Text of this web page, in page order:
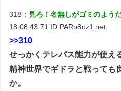
318： 見ろ！名無しがゴミのよう
18:08:43.71 ID:PARo8oz1.net
>>310
せっかくテレパス能力が使え
精神世界でギドラと戦っても
か。